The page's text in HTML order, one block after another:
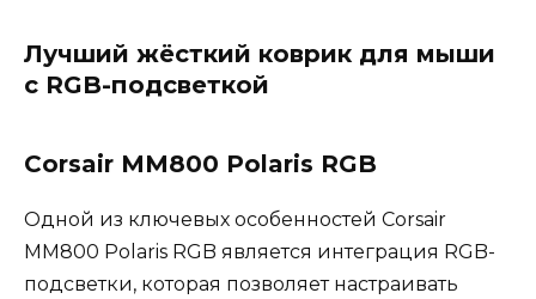
Лучший жёсткий коврик для мыши
с RGB-подсветкой
Corsair MM800 Polaris RGB
Одной из ключевых особенностей Corsair
MM800 Polaris RGB является интеграция RGB-
подсветки, которая позволяет настраивать